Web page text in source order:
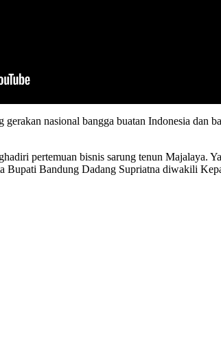
gerakan nasional bangga buatan Indonesia
pertemuan bisnis sarung tenun Majalaya.
Bupati Bandung Dadang Supriatna diwakili